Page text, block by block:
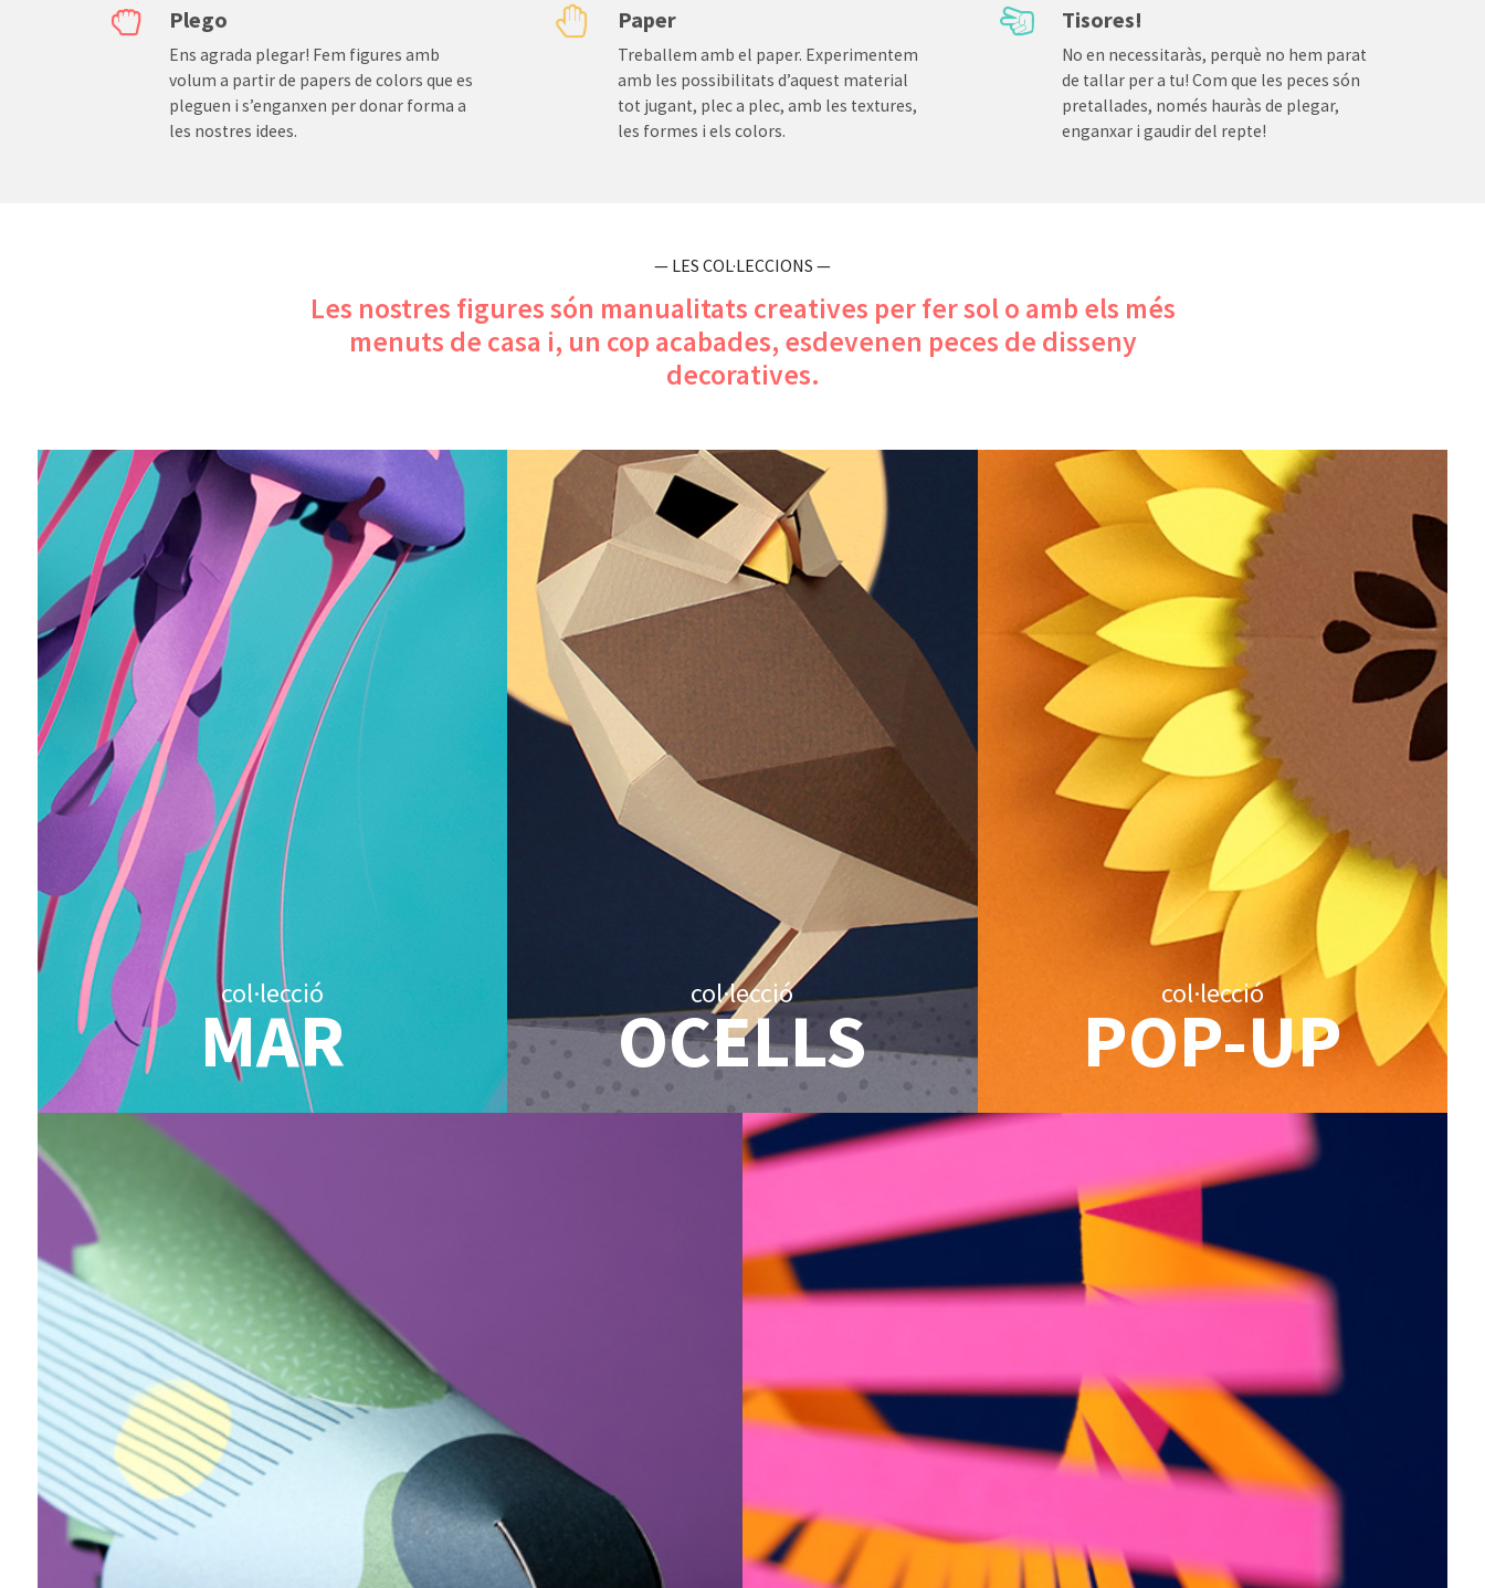
 Plego
Ens agrada plegar! Fem figures amb
volum a partir de papers de colors que es
pleguen i s’enganxen per donar forma a
les nostres idees.
 Paper
Treballem amb el paper. Experimentem
amb les possibilitats d’aquest material
tot jugant, plec a plec, amb les textures,
les formes i els colors.
 Tisores!
No en necessitaràs, perquè no hem parat
de tallar per a tu! Com que les peces són
pretallades, només hauràs de plegar,
enganxar i gaudir del repte!
— LES COL·LECCIONS —
Les nostres figures són manualitats creatives per fer sol o amb els més
menuts de casa i, un cop acabades, esdevenen peces de disseny
decoratives.
col·lecció
MAR
col·lecció
OCELLS
col·lecció
POP-UP